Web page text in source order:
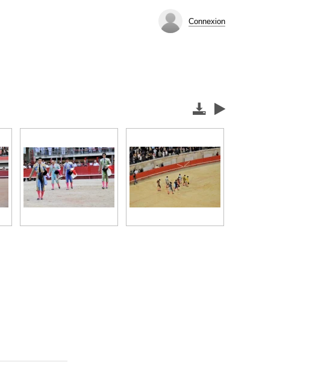
Connexion
 